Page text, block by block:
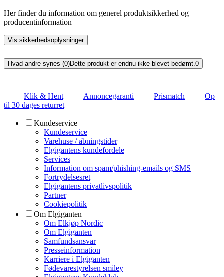
Her finder du information om generel produktsikkerhed og
producentinformation
Vis sikkerhedsoplysninger
Hvad andre synes (0)Dette produkt er endnu ikke blevet bedømt.0
Klik & Hent Annoncegaranti Prismatch
Op
til 30 dages returret
Kundeservice
Kundeservice
Varehuse / åbningstider
Elgigantens kundefordele
Services
Information om spam/phishing-emails og SMS
Fortrydelsesret
Elgigantens privatlivspolitik
Partner
Cookiepolitik
Om Elgiganten
Om Elkjøp Nordic
Om Elgiganten
Samfundsansvar
Presseinformation
Karriere i Elgiganten
Fødevarestyrelsen smiley